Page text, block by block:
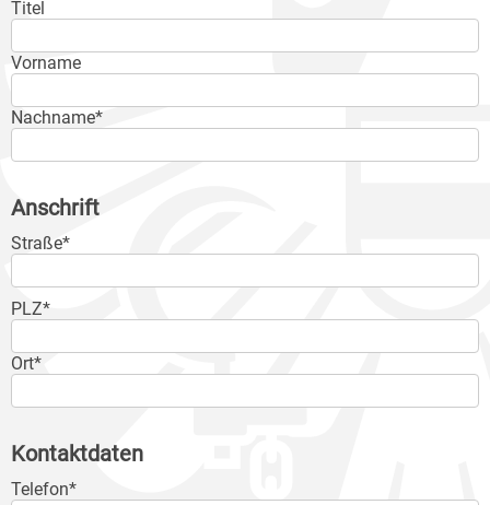
Titel
Vorname
Nachname*
Anschrift
Straße*
PLZ*
Ort*
Kontaktdaten
Telefon*